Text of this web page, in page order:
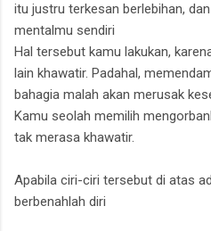
itu justru terkesan berlebihan,
mentalmu sendiri
Hal tersebut kamu lakukan,
lain khawatir. Padahal,
bahagia malah akan merusak
Kamu seolah memilih
tak merasa khawatir.
Apabila ciri-ciri tersebut di atas
berbenahlah diri